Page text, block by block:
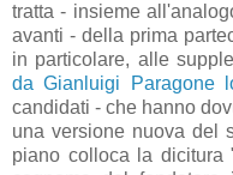
tratta - insieme
avanti - della prima
in particolare, alle
da Gianluigi Paragone
candidati - che hanno
una versione nuova del
piano colloca la dicitura